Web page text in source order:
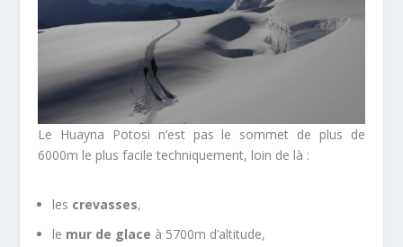
Le Huayna Potosi n’est pas le sommet de plus de
6000m le plus facile techniquement, loin de là :
les crevasses,
le mur de glace à 5700m d’altitude,